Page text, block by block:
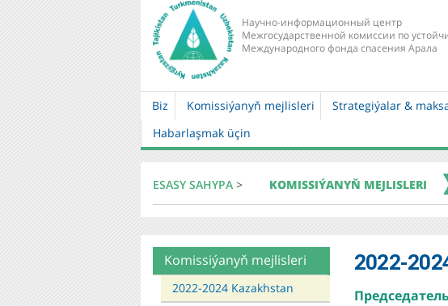
Научно-информационный центр
Межгосударственной комиссии по
Международного фонда спасения Арала
Main
navigation
Biz Komissiýanyň mejlisleri Strategiýalar &
Habarlaşmak üçin
ESASY SAHYPA > KOMISSIÝANYŇ MEJLISLERI
About
mkur
Komissiýanyň mejlisleri
2022-2024 Kazakhstan
2022-